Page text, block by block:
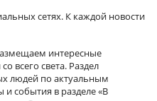
сетях. К каждой новости
интересные
всего света. Раздел
людей по актуальным
события в разделе «В